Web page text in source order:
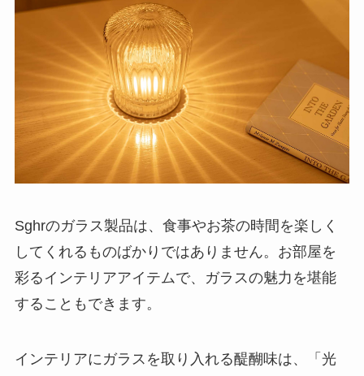
Sghrのガラス製品は、食事やお茶の時間を楽しく
してくれるものばかりではありません。お部屋を
彩るインテリアアイテムで、ガラスの魅力を堪能
することもできます。
インテリアにガラスを取り入れる醍醐味は、「光